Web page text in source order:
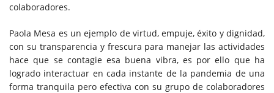
colaboradores.
Paola Mesa es un ejemplo de virtud, empuje, éxito y dignidad,
con su transparencia y frescura para manejar las actividades
hace que se contagie esa buena vibra, es por ello que ha
logrado interactuar en cada instante de la pandemia de una
forma tranquila pero efectiva con su grupo de colaboradores